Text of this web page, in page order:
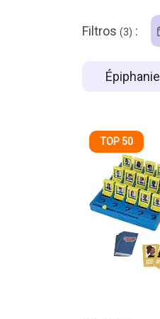
Filtros (3) :
Épiphanie
TOP 50